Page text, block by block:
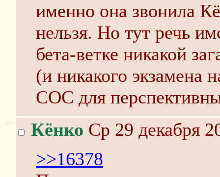
именно она звонила
нельзя. Но тут речь
бета-ветке никакой
(и никакого экзамена
СОС для
>> Кёнко Ср 29 декабря
>>16378